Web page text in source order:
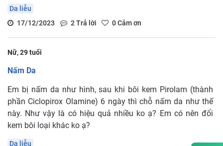
Da liễu
17/12/2023
2Trả lời 0Cảm ơn
Nữ, 29 tuổi
Nấm Da
Em bị nấm da như hình, sau khi bôi kem Pirolam (thành
phần Ciclopirox Olamine) 6 ngày thì chỗ nấm da như thế
này. Như vậy là có hiệu quả nhiều ko ạ? Em có nên đổi
kem bôi loại khác ko ạ?
Da liễu